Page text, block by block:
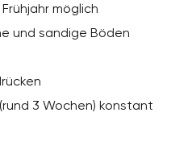
möglich
und sandige Böden
3 Wochen) konstant